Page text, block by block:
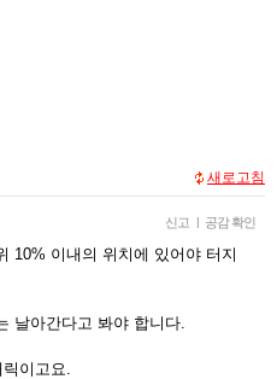
새로고침
신고 | 공감 확인
10% 이내의 위치에 있어야 터지
날아간다고 봐야 합니다.
이고요.